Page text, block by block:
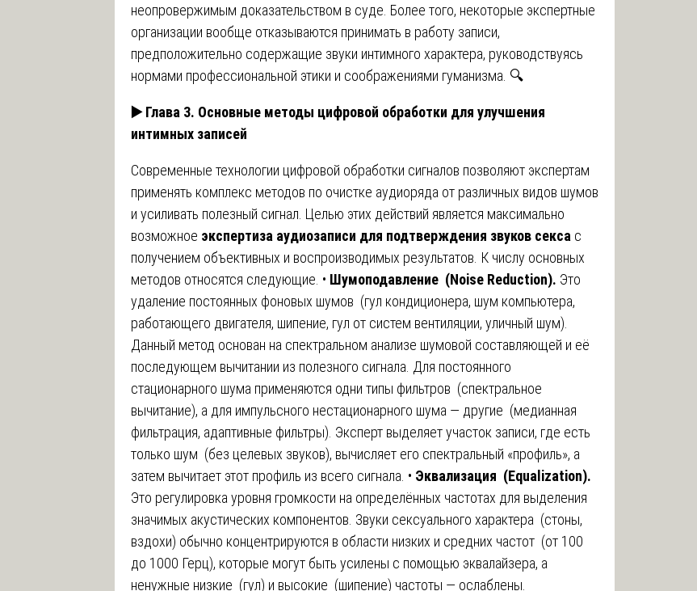
неопровержимым доказательством в суде. Более того, некоторые экспертные
организации вообще отказываются принимать в работу записи,
предположительно содержащие звуки интимного характера, руководствуясь
нормами профессиональной этики и соображениями гуманизма. 🔍
▶️Глава 3. Основные методы цифровой обработки для улучшения
интимных записей
Современные технологии цифровой обработки сигналов позволяют экспертам
применять комплекс методов по очистке аудиоряда от различных видов шумов
и усиливать полезный сигнал. Целью этих действий является максимально
возможное экспертиза аудиозаписи для подтверждения звуков секса с
получением объективных и воспроизводимых результатов. К числу основных
методов относятся следующие. • Шумоподавление (Noise Reduction). Это
удаление постоянных фоновых шумов (гул кондиционера, шум компьютера,
работающего двигателя, шипение, гул от систем вентиляции, уличный шум).
Данный метод основан на спектральном анализе шумовой составляющей и её
последующем вычитании из полезного сигнала. Для постоянного
стационарного шума применяются одни типы фильтров (спектральное
вычитание), а для импульсного нестационарного шума — другие (медианная
фильтрация, адаптивные фильтры). Эксперт выделяет участок записи, где есть
только шум (без целевых звуков), вычисляет его спектральный «профиль», а
затем вычитает этот профиль из всего сигнала. • Эквализация (Equalization).
Это регулировка уровня громкости на определённых частотах для выделения
значимых акустических компонентов. Звуки сексуального характера (стоны,
вздохи) обычно концентрируются в области низких и средних частот (от 100
до 1000 Герц), которые могут быть усилены с помощью эквалайзера, а
ненужные низкие (гул) и высокие (шипение) частоты — ослаблены.